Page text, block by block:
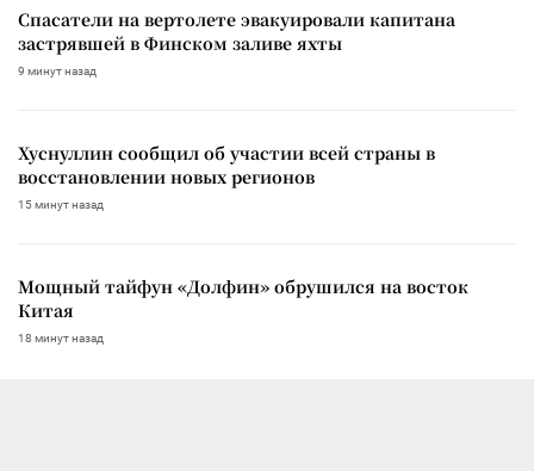
Спасатели на вертолете эвакуировали капитана
застрявшей в Финском заливе яхты
9 минут назад
Хуснуллин сообщил об участии всей страны в
восстановлении новых регионов
15 минут назад
Мощный тайфун «Долфин» обрушился на восток
Китая
18 минут назад